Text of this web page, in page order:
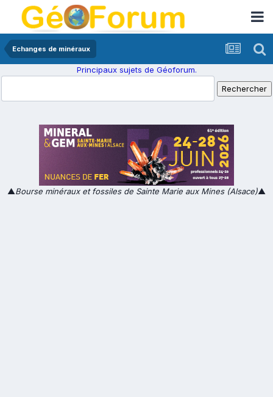
Echanges de minéraux
Principaux sujets de Géoforum.
▲Bourse minéraux et fossiles de Sainte Marie aux Mines (Alsace)▲